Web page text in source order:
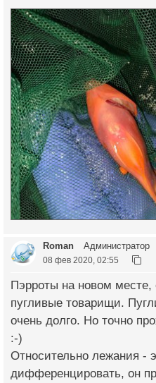
Roman Администратор
08 фев 2020, 02:55
Пэрроты на новом месте,
пугливые товарищи.
очень долго. Но точно
:-)
Относительно лежания -
дифференцировать, он